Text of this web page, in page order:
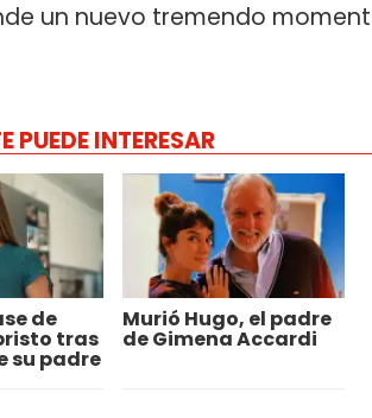
un nuevo tremendo
PUEDE INTERESAR
de
tras
su padre
Murió Hugo, el padre
de Gimena Accardi